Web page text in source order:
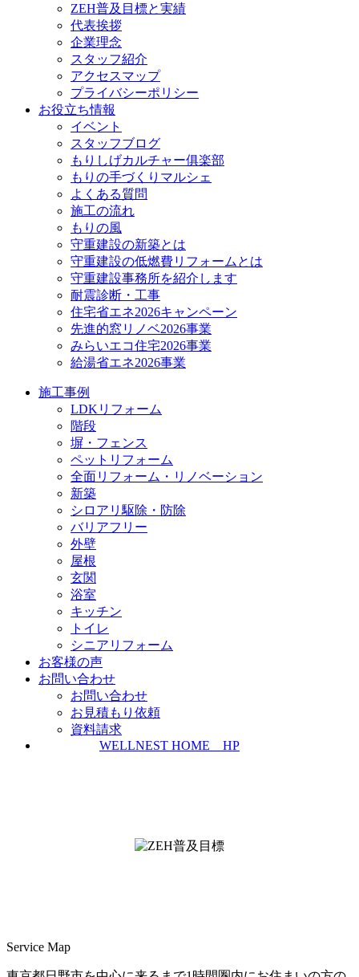
ZEH普及目標と実績
代表挨拶
企業理念
スタッフ紹介
アクセスマップ
プライバシーポリシー
お役立ち情報
イベント
スタッフブログ
もりしげカルチャー俱楽部
もりの手づくりマルシェ
よくある質問
施工の流れ
もりの風
守重建設の新築とは
守重建設の低燃費リフォームとは
守重建設事務所を紹介します
耐震診断・工事
住宅省エネ2026キャンペーン
先進的窓リノベ2026事業
みらいエコ住宅2026事業
給湯省エネ2026事業
施工事例
LDKリフォーム
階段
塀・フェンス
ペットリフォーム
全面リフォーム・リノベーション
新築
シロアリ駆除・防除
バリアフリー
外壁
屋根
玄関
浴室
キッチン
トイレ
シニアリフォーム
お客様の声
お問い合わせ
お問い合わせ
お見積もり依頼
資料請求
WELLNEST HOME HP
Service Map